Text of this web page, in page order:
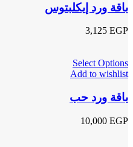
باقة ورد إيكلبتوس
3,125 EGP
Select Options
Add to wishlist
باقة ورد حب
10,000 EGP